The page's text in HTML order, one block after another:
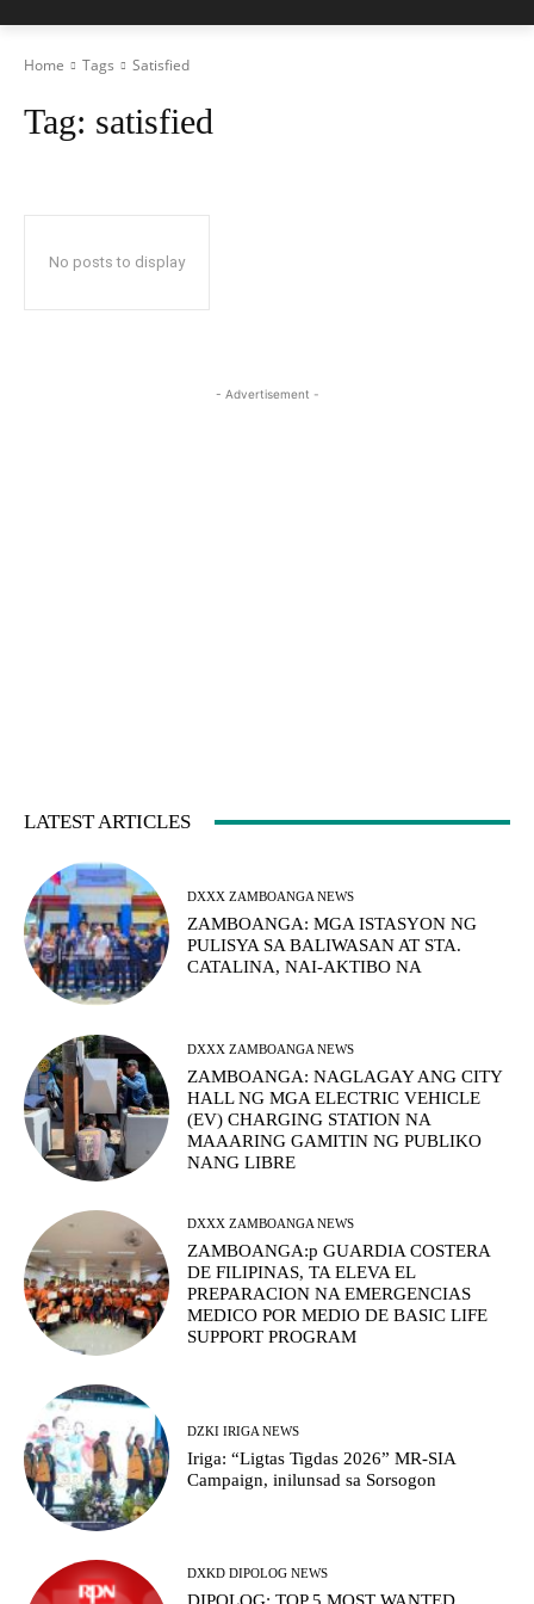
Home Tags Satisfied
Tag: satisfied
No posts to display
- Advertisement -
LATEST ARTICLES
DXXX ZAMBOANGA NEWS
ZAMBOANGA: MGA ISTASYON NG
PULISYA SA BALIWASAN AT STA.
CATALINA, NAI-AKTIBO NA
DXXX ZAMBOANGA NEWS
ZAMBOANGA: NAGLAGAY ANG CITY
HALL NG MGA ELECTRIC VEHICLE
(EV) CHARGING STATION NA
MAAARING GAMITIN NG PUBLIKO
NANG LIBRE
DXXX ZAMBOANGA NEWS
ZAMBOANGA:p GUARDIA COSTERA
DE FILIPINAS, TA ELEVA EL
PREPARACION NA EMERGENCIAS
MEDICO POR MEDIO DE BASIC LIFE
SUPPORT PROGRAM
DZKI IRIGA NEWS
Iriga: “Ligtas Tigdas 2026” MR-SIA
Campaign, inilunsad sa Sorsogon
DXKD DIPOLOG NEWS